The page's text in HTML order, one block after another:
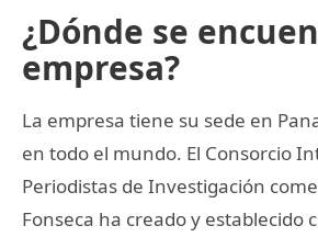
¿Dónde se
empresa?
La empresa tiene su sede en
en todo el mundo. El Consorcio
Periodistas de Investigación
Fonseca ha creado y establecido